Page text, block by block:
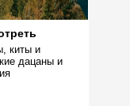
киты и
дацаны и